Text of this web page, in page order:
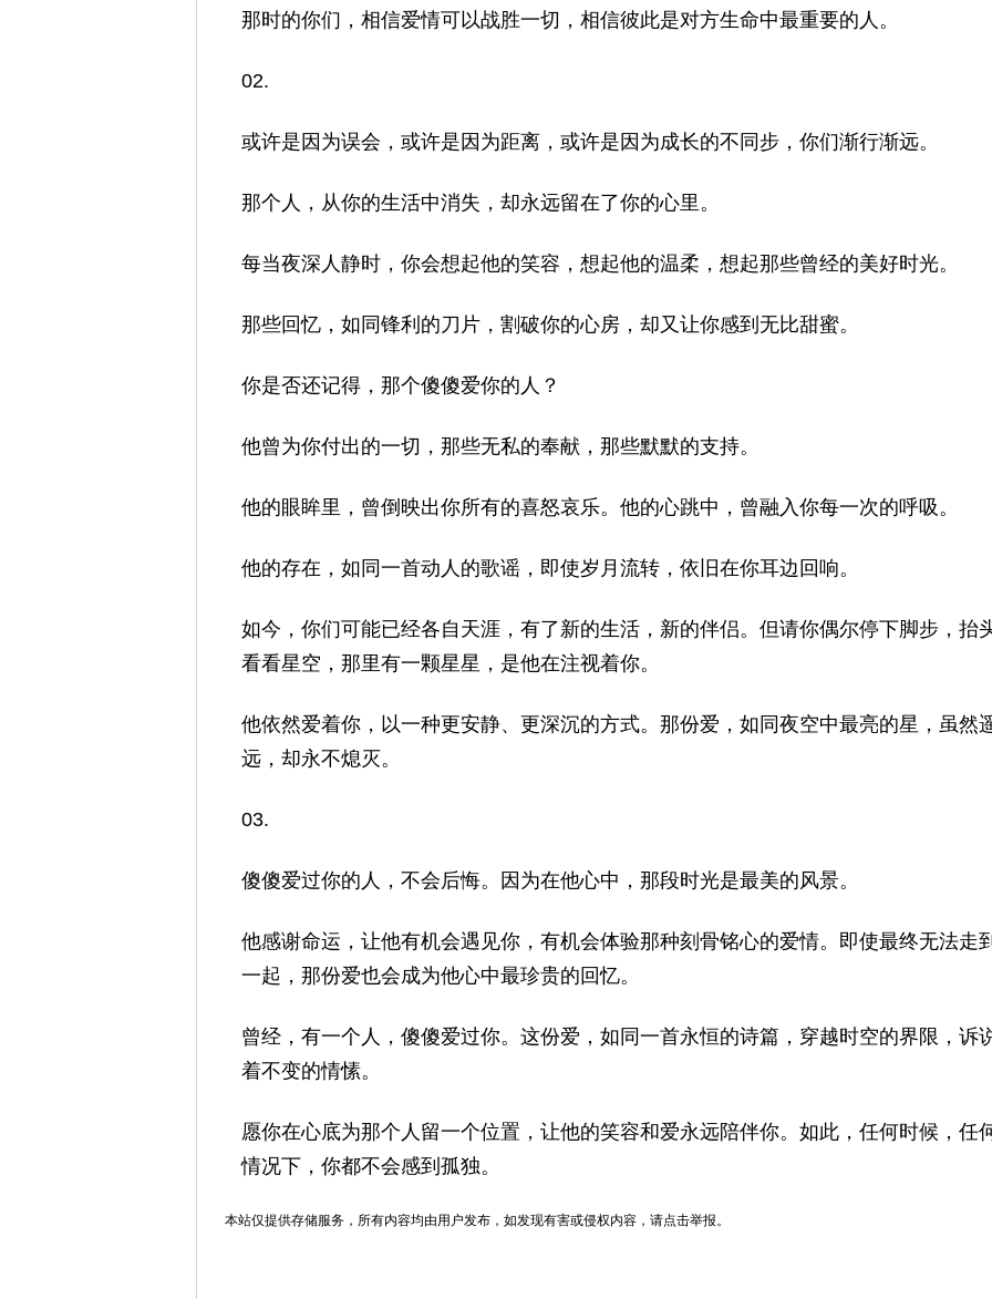
那时的你们，相信爱情可以战胜一切，相信彼此是对方生命中最重要的人。
02.
或许是因为误会，或许是因为距离，或许是因为成长的不同步，你们渐行渐远。
那个人，从你的生活中消失，却永远留在了你的心里。
每当夜深人静时，你会想起他的笑容，想起他的温柔，想起那些曾经的美好时光。
那些回忆，如同锋利的刀片，割破你的心房，却又让你感到无比甜蜜。
你是否还记得，那个傻傻爱你的人？
他曾为你付出的一切，那些无私的奉献，那些默默的支持。
他的眼眸里，曾倒映出你所有的喜怒哀乐。他的心跳中，曾融入你每一次的呼吸。
他的存在，如同一首动人的歌谣，即使岁月流转，依旧在你耳边回响。
如今，你们可能已经各自天涯，有了新的生活，新的伴侣。但请你偶尔停下脚步，抬
看看星空，那里有一颗星星，是他在注视着你。
他依然爱着你，以一种更安静、更深沉的方式。那份爱，如同夜空中最亮的星，虽然
远，却永不熄灭。
03.
傻傻爱过你的人，不会后悔。因为在他心中，那段时光是最美的风景。
他感谢命运，让他有机会遇见你，有机会体验那种刻骨铭心的爱情。即使最终无法走
一起，那份爱也会成为他心中最珍贵的回忆。
曾经，有一个人，傻傻爱过你。这份爱，如同一首永恒的诗篇，穿越时空的界限，诉
着不变的情愫。
愿你在心底为那个人留一个位置，让他的笑容和爱永远陪伴你。如此，任何时候，任
情况下，你都不会感到孤独。
本站仅提供存储服务，所有内容均由用户发布，如发现有害或侵权内容，请点击举报。